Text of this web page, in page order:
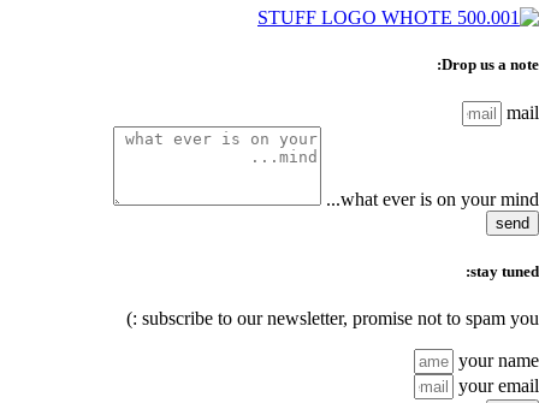
Drop us a note:
mail
what ever is on your mind...
send
stay tuned:
subscribe to our newsletter, promise not to spam you :)
your name
your email